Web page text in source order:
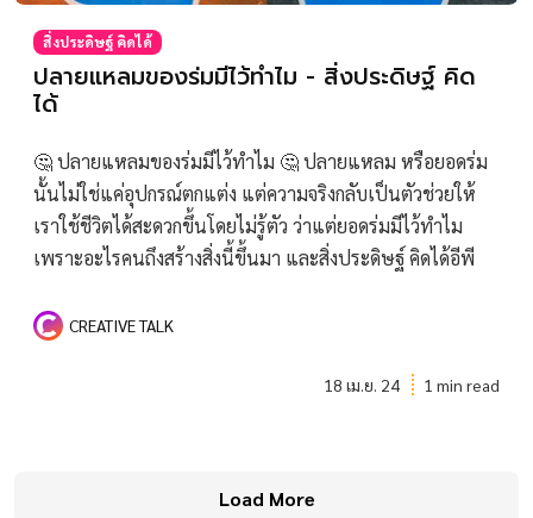
สิ่งประดิษฐ์ คิดได้
ปลายแหลมของร่มมีไว้ทำไม - สิ่งประดิษฐ์ คิด
ได้
🤔 ปลายแหลมของร่มมีไว้ทำไม 🤔 ปลายแหลม หรือยอดร่ม
นั้นไม่ใช่แค่อุปกรณ์ตกแต่ง แต่ความจริงกลับเป็นตัวช่วยให้
เราใช้ชีวิตได้สะดวกขึ้นโดยไม่รู้ตัว ว่าแต่ยอดร่มมีไว้ทำไม
เพราะอะไรคนถึงสร้างสิ่งนี้ขึ้นมา และสิ่งประดิษฐ์ คิดได้อีพี
CREATIVE TALK
18 เม.ย. 24 1 min read
Load More